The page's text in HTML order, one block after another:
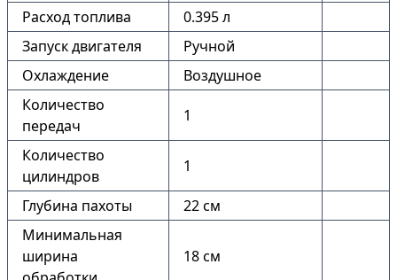
Расход топлива
0.395 л
Запуск двигателя
Ручной
Охлаждение
Воздушное
Количество
передач
1
Количество
цилиндров
1
Глубина пахоты
22 см
Минимальная
ширина
18 см